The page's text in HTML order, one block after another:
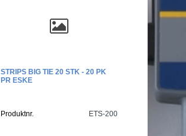
STRIPS BIG TIE 20 STK - 20 PK
PR ESKE
Produktnr. ETS-200